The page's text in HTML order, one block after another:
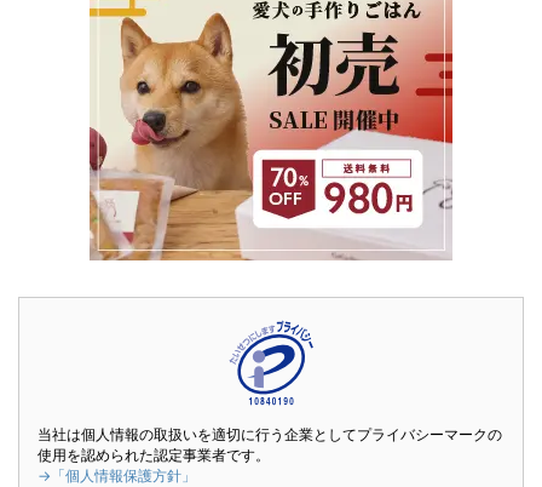
当社は個人情報の取扱いを適切に行う企業としてプライバシーマークの
使用を認められた認定事業者です。
→「個人情報保護方針」